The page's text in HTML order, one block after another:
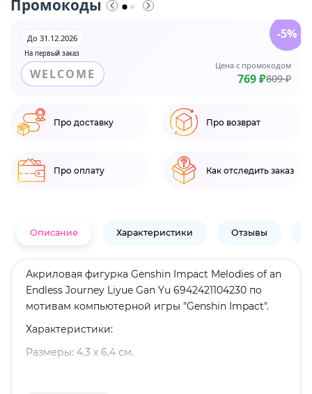
Промокоды
На первый заказ
До 31.12.2026
WELCOME
Цена с промокодом
769 ₽809 ₽
-5%
Про доставку Про возврат
Про оплату Как отследить заказ
Описание Характеристики Отзывы
Акриловая фигурка Genshin Impact Melodies of an
Endless Journey Liyue Gan Yu 6942421104230 по
мотивам компьютерной игры "Genshin Impact".
Характеристики:
Размеры: 4,3 х 6,4 см.